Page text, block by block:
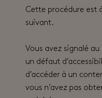
Cette procédure est
suivant.
Vous avez signalé
un défaut
d’accéder à un
vous n’avez pas